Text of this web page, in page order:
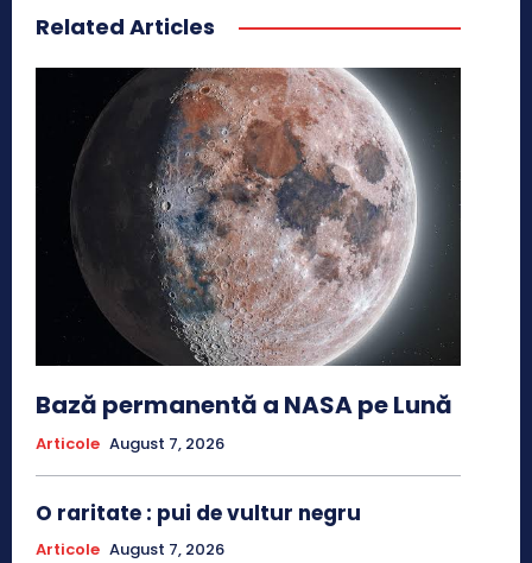
Related Articles
Bază permanentă a NASA pe Lună
Articole August 7, 2026
O raritate : pui de vultur negru
Articole August 7, 2026